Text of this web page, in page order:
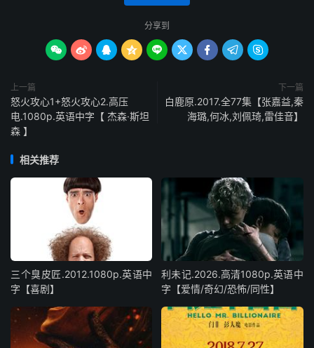
分享到
        
上一篇
怒火攻心1+怒火攻心2.高压
电.1080p.英语中字【 杰森·斯坦
森 】
下一篇
白鹿原.2017.全77集【张嘉益,秦
海璐,何冰,刘佩琦,雷佳音】
相关推荐
三个臭皮匠.2012.1080p.英语中
字【喜剧】
利未记.2026.高清1080p.英语中
字【爱情/奇幻/恐怖/同性】